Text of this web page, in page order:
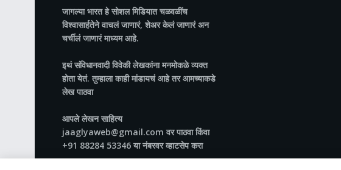
जागल्या भारतहे सोशल मिडियात चळवळींच
विश्वासार्हतेने वाचलं जाणारं, शेअर केलं जाणारं अन
चर्चीलं जाणारं माध्यम आहे.
इथं संविधानवादी विवेकी लेखकांना मनमोकळे व्यक्त
होता येतं. तुम्हाला काही मांडायचं आहे तर आमच्याकडे
लेख पाठवा
आपले लेखन साहित्य
jaaglyaweb@gmail.com वर पाठवा किंवा
+91 88284 53346 या नंबरवर व्हाटसेप करा